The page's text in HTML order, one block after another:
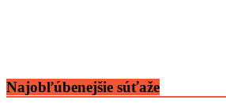
Najobľúbenejšie súťaže